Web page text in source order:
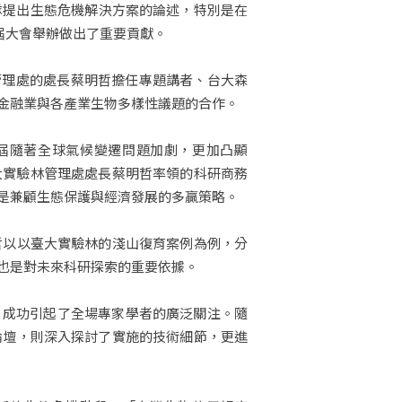
出生態危機解決方案的論述，特別是在
會舉辦做出了重要貢獻。
處的處長蔡明哲擔任專題講者、台大森
業與各產業生物多樣性議題的合作。
隨著全球氣候變遷問題加劇，更加凸顯
驗林管理處處長蔡明哲率領的科研商務
顧生態保護與經濟發展的多贏策略。
以臺大實驗林的淺山復育案例為例，分
對未來科研探索的重要依據。
功引起了全場專家學者的廣泛關注。隨
，則深入探討了實施的技術細節，更進